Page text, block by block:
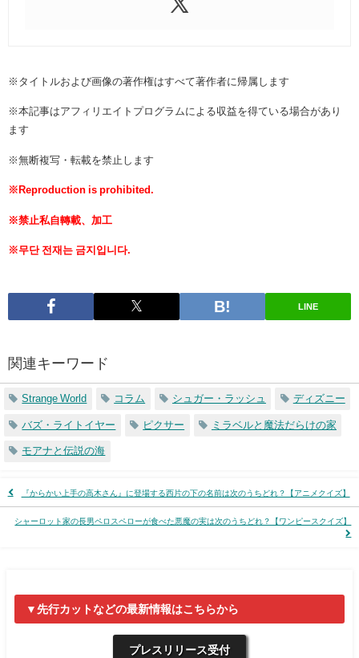
※タイトルおよび画像の著作権はすべて著作者に帰属します
※本記事はアフィリエイトプログラムによる収益を得ている場合があり
ます
※無断複写・転載を禁止します
※Reproduction is prohibited.
※禁止私自轉載、加工
※무단 전재는 금지입니다.
LINE
関連キーワード
Strange World コラム シュガー・ラッシュ ディズニー
バズ・ライトイヤー ピクサー ミラベルと魔法だらけの家
モアナと伝説の海
『からかい上手の高木さん』に登場する西片の下の名前は次のうちどれ？【アニメクイズ】
シャーロット家の長男ペロスペローが食べた悪魔の実は次のうちどれ？【ワンピースクイズ】
▼先行カットなどの最新情報はこちらから
プレスリリース受付